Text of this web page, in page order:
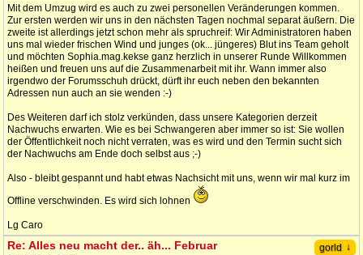
Mit dem Umzug wird es auch zu zwei personellen Veränderungen kommen.
Zur ersten werden wir uns in den nächsten Tagen nochmal separat äußern. Die
zweite ist allerdings jetzt schon mehr als spruchreif: Wir Administratoren haben
uns mal wieder frischen Wind und junges (ok... jüngeres) Blut ins Team geholt
und möchten Sophia.mag.kekse ganz herzlich in unserer Runde Willkommen
heißen und freuen uns auf die Zusammenarbeit mit ihr. Wann immer also
irgendwo der Forumsschuh drückt, dürft ihr euch neben den bekannten
Adressen nun auch an sie wenden :-)
Des Weiteren darf ich stolz verkünden, dass unsere Kategorien derzeit
Nachwuchs erwarten. Wie es bei Schwangeren aber immer so ist: Sie wollen
der Öffentlichkeit noch nicht verraten, was es wird und den Termin sucht sich
der Nachwuchs am Ende doch selbst aus ;-)
Also - bleibt gespannt und habt etwas Nachsicht mit uns, wenn wir mal kurz im
Offline verschwinden. Es wird sich lohnen
Lg Caro
gorld ↓
Re: Alles neu macht der.. äh... Februar